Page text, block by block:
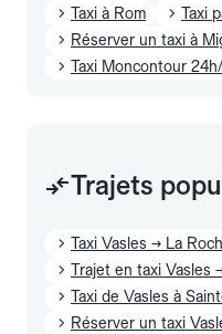
Taxi à Rom
Taxi
Réserver un taxi à
Taxi Moncontour
Trajets
Taxi Vasles → La
Trajet en taxi Vasles
Taxi de Vasles à
Réserver un taxi